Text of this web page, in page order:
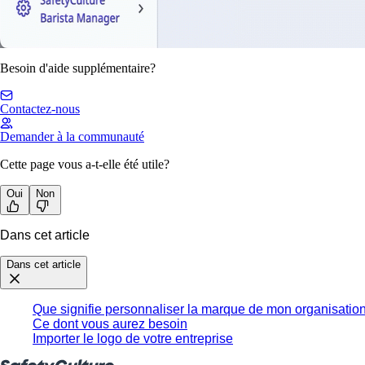
Besoin d'aide supplémentaire?
Contactez-nous
Demander à la communauté
Cette page vous a-t-elle été utile?
Oui Non
Dans cet article
Dans cet article
Que signifie personnaliser la marque de mon
Ce dont vous aurez besoin
Importer le logo de votre entreprise